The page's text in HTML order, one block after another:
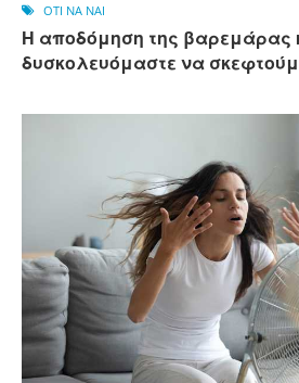
OTI NA NAI
Η αποδόμηση της βαρεμάρας
δυσκολευόμαστε να